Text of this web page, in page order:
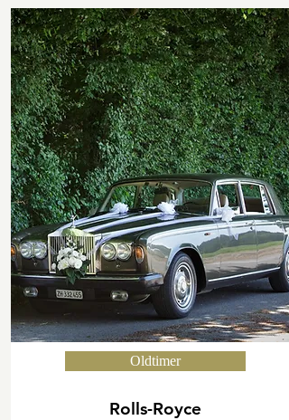
Oldtimer
Rolls-Royce